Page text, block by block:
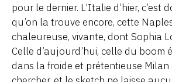
pour le dernier. L’Italie d’hier, c’est
qu’on la trouve encore, cette
chaleureuse, vivante, dont Sophia
Celle d’aujourd’hui, celle du boom
dans la froide et prétentieuse Milan